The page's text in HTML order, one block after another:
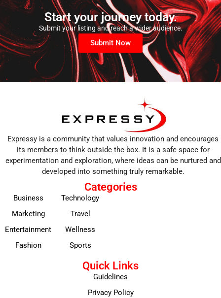
Start your journey today.
Submit your listing and reach a wider audience.
Submit Now
Expressy is a community that values innovation and encourages
its members to think outside the box. It is a safe space for
experimentation and exploration, where ideas can be nurtured and
developed into something truly remarkable.
Categories
Business
Marketing
Entertainment
Fashion
Technology
Travel
Wellness
Sports
Quick Links
Guidelines
Privacy Policy